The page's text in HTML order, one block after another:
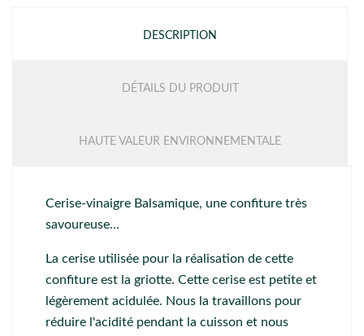
DESCRIPTION
DÉTAILS DU PRODUIT
HAUTE VALEUR ENVIRONNEMENTALE
Cerise-vinaigre Balsamique, une confiture très
savoureuse...
La cerise utilisée pour la réalisation de cette
confiture est la griotte. Cette cerise est petite et
légèrement acidulée. Nous la travaillons pour
réduire l'acidité pendant la cuisson et nous